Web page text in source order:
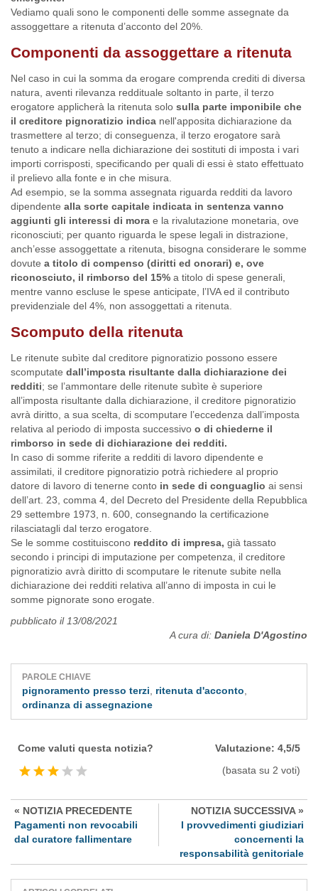
Vediamo quali sono le componenti delle somme assegnate da
assoggettare a ritenuta d’acconto del 20%.
Componenti da assoggettare a ritenuta
Nel caso in cui la somma da erogare comprenda crediti di diversa
natura, aventi rilevanza reddituale soltanto in parte, il terzo
erogatore applicherà la ritenuta solo sulla parte imponibile che
il creditore pignoratizio indica nell'apposita dichiarazione da
trasmettere al terzo; di conseguenza, il terzo erogatore sarà
tenuto a indicare nella dichiarazione dei sostituti di imposta i vari
importi corrisposti, specificando per quali di essi è stato effettuato
il prelievo alla fonte e in che misura.
Ad esempio, se la somma assegnata riguarda redditi da lavoro
dipendente alla sorte capitale indicata in sentenza vanno
aggiunti gli interessi di mora e la rivalutazione monetaria, ove
riconosciuti; per quanto riguarda le spese legali in distrazione,
anch’esse assoggettate a ritenuta, bisogna considerare le somme
dovute a titolo di compenso (diritti ed onorari) e, ove
riconosciuto, il rimborso del 15% a titolo di spese generali,
mentre vanno escluse le spese anticipate, l’IVA ed il contributo
previdenziale del 4%, non assoggettati a ritenuta.
Scomputo della ritenuta
Le ritenute subìte dal creditore pignoratizio possono essere
scomputate dall’imposta risultante dalla dichiarazione dei
redditi; se l’ammontare delle ritenute subìte è superiore
all’imposta risultante dalla dichiarazione, il creditore pignoratizio
avrà diritto, a sua scelta, di scomputare l’eccedenza dall’imposta
relativa al periodo di imposta successivo o di chiederne il
rimborso in sede di dichiarazione dei redditi.
In caso di somme riferite a redditi di lavoro dipendente e
assimilati, il creditore pignoratizio potrà richiedere al proprio
datore di lavoro di tenerne conto in sede di conguaglio ai sensi
dell’art. 23, comma 4, del Decreto del Presidente della Repubblica
29 settembre 1973, n. 600, consegnando la certificazione
rilasciatagli dal terzo erogatore.
Se le somme costituiscono reddito di impresa, già tassato
secondo i principi di imputazione per competenza, il creditore
pignoratizio avrà diritto di scomputare le ritenute subite nella
dichiarazione dei redditi relativa all’anno di imposta in cui le
somme pignorate sono erogate.
pubblicato il 13/08/2021
A cura di: Daniela D'Agostino
PAROLE CHIAVE
pignoramento presso terzi ritenuta d'acconto
ordinanza di assegnazione
Come valuti questa notizia? Valutazione: 4,5/5
(basata su 2 voti)
« NOTIZIA PRECEDENTE
Pagamenti non revocabili
dal curatore fallimentare
NOTIZIA SUCCESSIVA »
I provvedimenti giudiziari
concernenti la
responsabilità genitoriale